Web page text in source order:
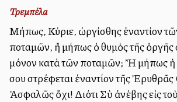
Τρεμπέλα
Μήπως, Κύριε, ὠργίσθης ἐναντίον
ποταμῶν, ἢ μήπως ὁ θυμὸς τῆς ὀργῆς
μόνον κατὰ τῶν ποταμῶν; Ἢ μήπως ἡ
σου στρέφεται ἐναντίον τῆς
Ἀσφαλῶς ὄχι! Διότι Σὺ ἀνέβης εἰς